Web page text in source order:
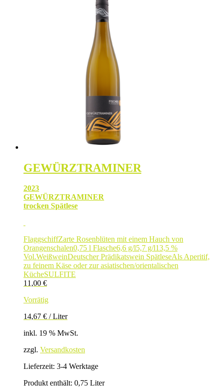
GEWÜRZTRAMINER
2023
GEWÜRZTRAMINER
trocken Spätlese
FlaggschiffZarte Rosenblüten mit einem Hauch von
Orangenschalen0,75 l Flasche6,6 g/l5,7 g/l13,5 %
Vol.WeißweinDeutscher Prädikatswein SpätleseAls Aperitif,
zu feinem Käse oder zur asiatischen/orientalischen
KücheSULFITE
11,00 €
Vorrätig
14,67 € /Liter
inkl. 19 % MwSt.
zzgl. Versandkosten
Lieferzeit: 3-4 Werktage
Produkt enthält: 0,75 Liter